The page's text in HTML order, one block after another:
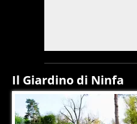
Il Giardino di Ninfa